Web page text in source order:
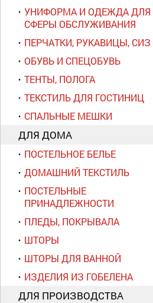
УНИФОРМА И ОДЕЖДА ДЛЯ
СФЕРЫ ОБСЛУЖИВАНИЯ
ПЕРЧАТКИ, РУКАВИЦЫ, СИЗ
ОБУВЬ И СПЕЦОБУВЬ
ТЕНТЫ, ПОЛОГА
ТЕКСТИЛЬ ДЛЯ ГОСТИНИЦ
СПАЛЬНЫЕ МЕШКИ
ДЛЯ ДОМА
ПОСТЕЛЬНОЕ БЕЛЬЕ
ДОМАШНИЙ ТЕКСТИЛЬ
ПОСТЕЛЬНЫЕ
ПРИНАДЛЕЖНОСТИ
ПЛЕДЫ, ПОКРЫВАЛА
ШТОРЫ
ШТОРЫ ДЛЯ ВАННОЙ
ИЗДЕЛИЯ ИЗ ГОБЕЛЕНА
ДЛЯ ПРОИЗВОДСТВА